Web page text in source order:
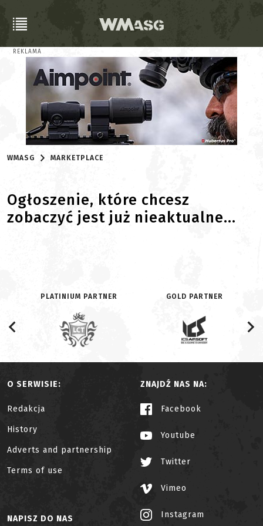
REKLAMA
WMASG MARKETPLACE
Ogłoszenie, które chcesz
zobaczyć jest już nieaktualne...
PLATINIUM PARTNER GOLD PARTNER
O SERWISIE:
Redakcja
History
Adverts and partnership
Terms of use
ZNAJDŹ NAS NA:
Facebook
Youtube
Twitter
Vimeo
Instagram
NAPISZ DO NAS